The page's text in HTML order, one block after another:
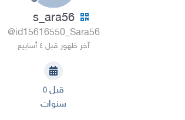
s_ara56
@id15616550_Sara56
آخر ظهور قبل ٤ أسابيع
قبل ٥
سنوات